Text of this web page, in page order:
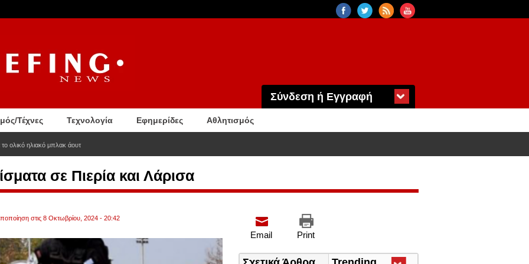
Σύνδεση ή Εγγραφή
Τέχνες Τεχνολογία Εφημερίδες Αθλητισμός
ολικό ηλιακό μπλακ άουτ
σε Πιερία και Λάρισα
στις 8 Οκτωβρίου, 2024 - 20:42
Print
Email